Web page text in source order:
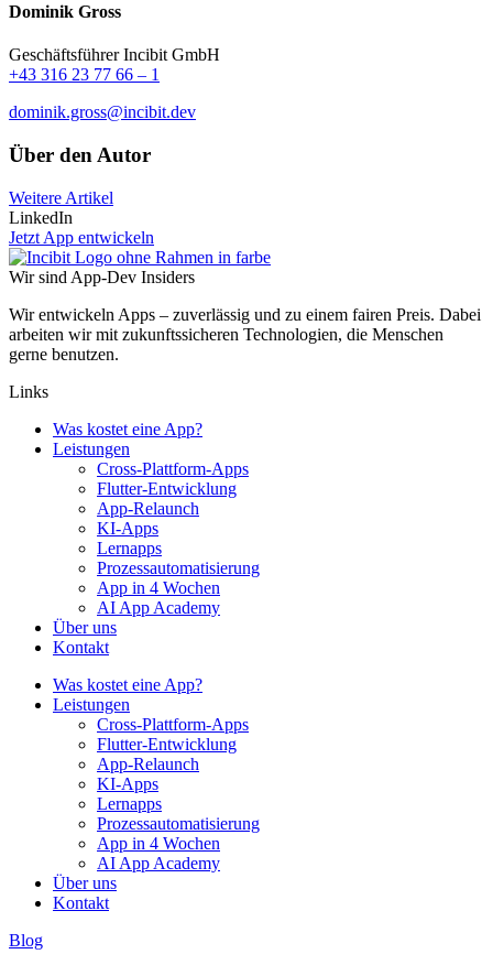
Dominik Gross
Geschäftsführer Incibit GmbH
+43 316 23 77 66 – 1
dominik.gross@incibit.dev
Über den Autor
Weitere Artikel
LinkedIn
Jetzt App entwickeln
Wir sind App-Dev Insiders
Wir entwickeln Apps – zuverlässig und zu einem fairen Preis. Dabei
arbeiten wir mit zukunftssicheren Technologien, die Menschen
gerne benutzen.
Links
Was kostet eine App?
Leistungen
Cross-Plattform-Apps
Flutter-Entwicklung
App-Relaunch
KI-Apps
Lernapps
Prozessautomatisierung
App in 4 Wochen
AI App Academy
Über uns
Kontakt
Was kostet eine App?
Leistungen
Cross-Plattform-Apps
Flutter-Entwicklung
App-Relaunch
KI-Apps
Lernapps
Prozessautomatisierung
App in 4 Wochen
AI App Academy
Über uns
Kontakt
Blog